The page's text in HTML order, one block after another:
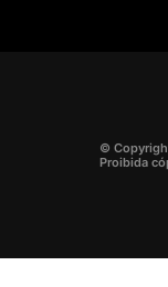
©
Proibida